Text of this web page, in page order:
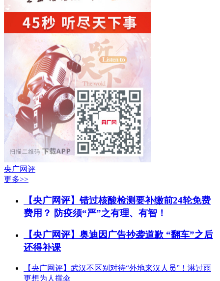
央广网评
更多>>
【央广网评】错过核酸检测要补缴前24轮免费
费用？ 防疫须“严”之有理、有智！
【央广网评】奥迪因广告抄袭道歉 “翻车”之后
还得补课
【央广网评】武汉不区别对待“外地来汉人员”！淋过雨
更想为人撑伞